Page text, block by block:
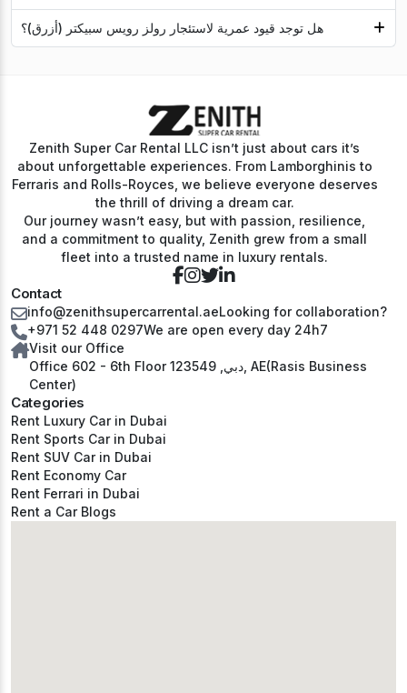
هل توجد قيود عمرية لاستئجار رولز رويس سبيكتر (أزرق)؟
Zenith Super Car Rental LLC isn’t just about cars it’s
about unforgettable experiences. From Lamborghinis to
Ferraris and Rolls-Royces, we believe everyone deserves
the thrill of driving a dream car.
Our journey wasn’t easy, but with passion, resilience,
and a commitment to quality, Zenith grew from a small
fleet into a trusted name in luxury rentals.
Categories
Rent Luxury Car in Dubai
Rent Sports Car in Dubai
Rent SUV Car in Dubai
Rent Economy Car
Rent Ferrari in Dubai
Rent a Car Blogs
Contact
info@zenithsupercarrental.aeLooking for collaboration?
+971 52 448 0297We are open every day 24h7
Visit our Office
Office 602 - 6th Floor دبي, 123549, AE(Rasis Business
Center)